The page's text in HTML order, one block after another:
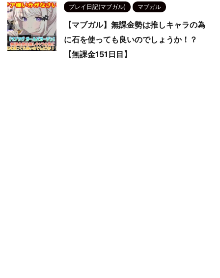
プレイ日記(マブガル) マブガル
【マブガル】無課金勢は推しキャラの為
に石を使っても良いのでしょうか！？
【無課金151日目】